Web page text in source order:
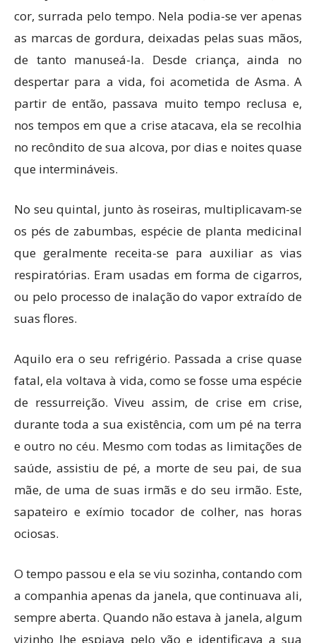
cor, surrada pelo tempo. Nela podia-se ver apenas
as marcas de gordura, deixadas pelas suas mãos,
de tanto manuseá-la. Desde criança, ainda no
despertar para a vida, foi acometida de Asma. A
partir de então, passava muito tempo reclusa e,
nos tempos em que a crise atacava, ela se recolhia
no recôndito de sua alcova, por dias e noites quase
que intermináveis.
No seu quintal, junto às roseiras, multiplicavam-se
os pés de zabumbas, espécie de planta medicinal
que geralmente receita-se para auxiliar as vias
respiratórias. Eram usadas em forma de cigarros,
ou pelo processo de inalação do vapor extraído de
suas flores.
Aquilo era o seu refrigério. Passada a crise quase
fatal, ela voltava à vida, como se fosse uma espécie
de ressurreição. Viveu assim, de crise em crise,
durante toda a sua existência, com um pé na terra
e outro no céu. Mesmo com todas as limitações de
saúde, assistiu de pé, a morte de seu pai, de sua
mãe, de uma de suas irmãs e do seu irmão. Este,
sapateiro e exímio tocador de colher, nas horas
ociosas.
O tempo passou e ela se viu sozinha, contando com
a companhia apenas da janela, que continuava ali,
sempre aberta. Quando não estava à janela, algum
vizinho lhe espiava pelo vão e identificava a sua